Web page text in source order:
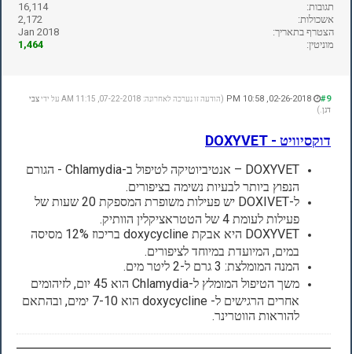
תגובות:
16,114
אשכולות:
2,172
הצטרף בתאריך:
Jan 2018
מוניטין:
1,464
#9 (הודעה זו נערכה לאחרונה: 07-22-2018, 11:15 AM על ידי
צבי
דגן.)
דוקסיוויט - DOXYVET
DOXYVET – אנטיביוטיקה לטיפול ב-Chlamydia - הגורם
הנפוץ ביותר לבעיות נשימה בציפורים.
ל-DOXIVET יש פעילות משופרת המספקת 20 שעות של
פעילות לעומת 4 של הטטראציקלין הוותיק.
DOXYVET היא אבקת doxycycline בריכוז 12% מסיסה
במים, המיועדת במיוחד לציפורים.
המנה המומלצת: 3 גרם ל-2 ליטר מים.
משך הטיפול המומלץ ל-Chlamydia הוא 45 יום, לזיהומים
אחרים הרגישים ל- doxycycline הוא 7-10 ימים, ובהתאם
להוראות הווטרינר.